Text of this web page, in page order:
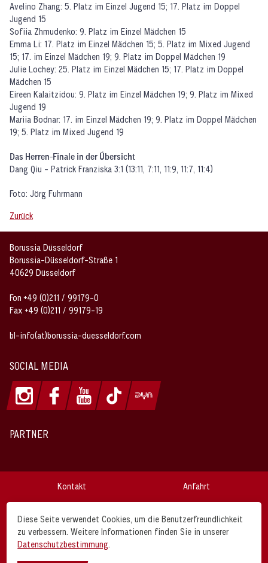
Avelino Zhang: 5. Platz im Einzel Jugend 15; 17. Platz im Doppel
Jugend 15
Sofiia Zhmudenko: 9. Platz im Einzel Mädchen 15
Emma Li: 17. Platz im Einzel Mädchen 15; 5. Platz im Mixed Jugend
15; 17. im Einzel Mädchen 19; 9. Platz im Doppel Mädchen 19
Julie Lochey: 25. Platz im Einzel Mädchen 15; 17. Platz im Doppel
Mädchen 15
Eireen Kalaitzidou: 9. Platz im Einzel Mädchen 19; 9. Platz im Mixed
Jugend 19
Mariia Bodnar: 17. im Einzel Mädchen 19; 9. Platz im Doppel Mädchen
19; 5. Platz im Mixed Jugend 19
Das Herren-Finale in der Übersicht
Dang Qiu - Patrick Franziska 3:1 (13:11, 7:11, 11:9, 11:7, 11:4)
Foto: Jörg Fuhrmann
Zurück
Borussia Düsseldorf
Borussia-Düsseldorf-Straße 1
40629 Düsseldorf
Fon +49 (0)211 / 99179-0
Fax +49 (0)211 / 99179-19
bl-info(at)borussia-duesseldorf.com
SOCIAL MEDIA
PARTNER
Kontakt Anfahrt
AGB Disclaimer
Diese Seite verwendet Cookies, um die Benutzerfreundlichkeit
zu verbessern. Weitere Informationen finden Sie in unserer
Datenschutzbestimmung.